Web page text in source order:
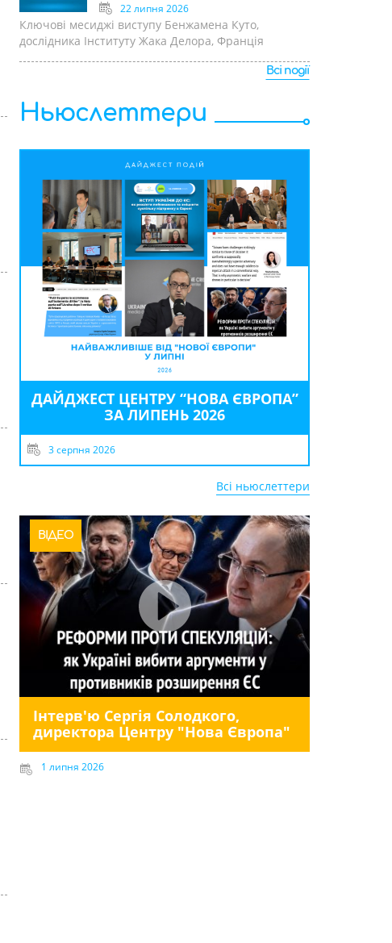
22 липня 2026
Ключові месиджі виступу Бенжамена Куто,
дослідника Інституту Жака Делора, Франція
Всі події
Ньюслеттери
ДАЙДЖЕСТ ЦЕНТРУ “НОВА ЄВРОПА”
ЗА ЛИПЕНЬ 2026
3 серпня 2026
Всі ньюслеттери
ВІДЕО
Інтерв'ю Сергія Солодкого,
директора Центру "Нова Європа"
1 липня 2026